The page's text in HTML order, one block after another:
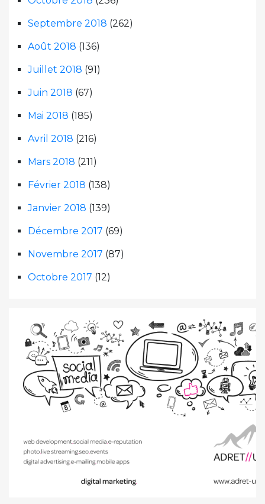
Septembre 2018 (262)
Août 2018 (136)
Juillet 2018 (91)
Juin 2018 (67)
Mai 2018 (185)
Avril 2018 (216)
Mars 2018 (211)
Février 2018 (138)
Janvier 2018 (139)
Décembre 2017 (69)
Novembre 2017 (87)
Octobre 2017 (12)